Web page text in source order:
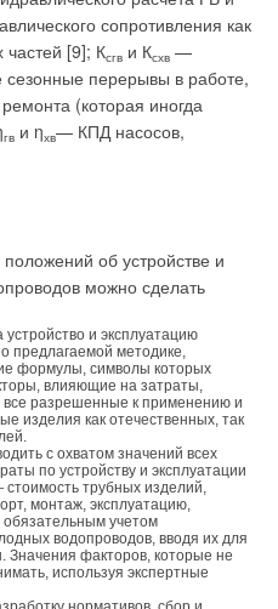
сопротивления как
частей [9]; Ксгв и Ксхв —
перерывы в работе,
(которая иногда
гв и ηхв— КПД насосов,
об устройстве и
можно сделать
и эксплуатацию
предлагаемой методике,
формулы, символы которых
влияющие на затраты,
все разрешенные к применению и
изделия как отечественных, так
с охватом значений всех
по устройству и эксплуатации
трубных изделий,
монтаж, эксплуатацию,
обязательным учетом
водопроводов, вводя их для
Значения факторов, которые не
используя экспертные